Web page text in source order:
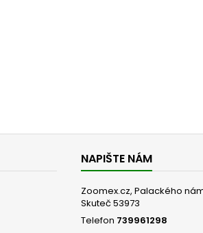
NAPIŠTE NÁM
Zoomex.cz, Palackého
Skuteč 53973
Telefon 739961298